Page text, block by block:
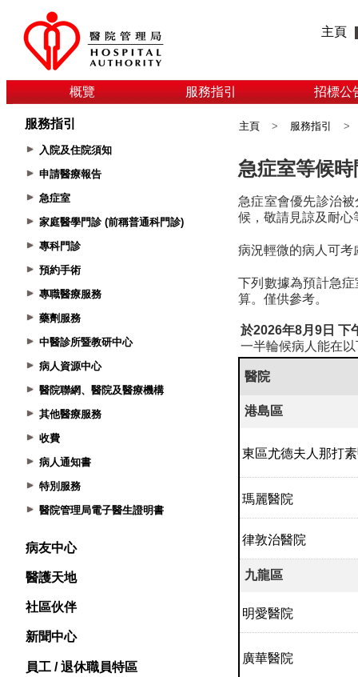
主頁
概覽 服務指引 招標公
服務指引
入院及住院須知
申請醫療報告
急症室
家庭醫學門診 (前稱普通科門診)
專科門診
預約手術
專職醫療服務
藥劑服務
中醫診所暨教研中心
病人資源中心
醫院聯網、醫院及醫療機構
其他醫療服務
收費
病人通知書
特別服務
醫院管理局電子醫生證明書
病友中心
醫護天地
社區伙伴
新聞中心
員工 / 退休職員特區
主頁 > 服務指引 >